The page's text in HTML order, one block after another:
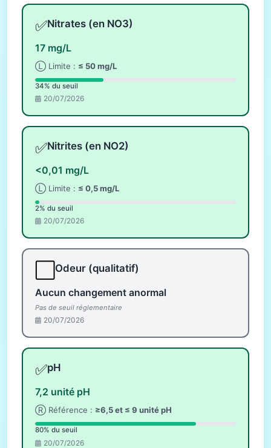
✅Nitrates (en NO3)
17 mg/L
Ⓛ Limite : ≤ 50 mg/L
34% du seuil
20/07/2026
✅Nitrites (en NO2)
<0,01 mg/L
Ⓛ Limite : ≤ 0,5 mg/L
2% du seuil
20/07/2026
Odeur (qualitatif)
Aucun changement anormal
Pas de seuil réglementaire
20/07/2026
✅pH
7,2 unité pH
Ⓡ Référence : ≥6,5 et ≤ 9 unité pH
80% du seuil
20/07/2026